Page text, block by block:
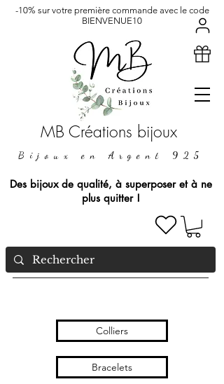
MB Créations bijoux
Bijoux en Argent 925
Des bijoux de qualité, à superposer et à ne
plus quitter !
-10% sur votre première commande avec le code
BIENVENUE10
Colliers
Bracelets